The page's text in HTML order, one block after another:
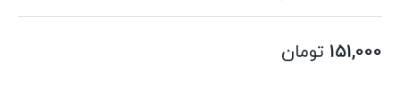
151,000 تومان